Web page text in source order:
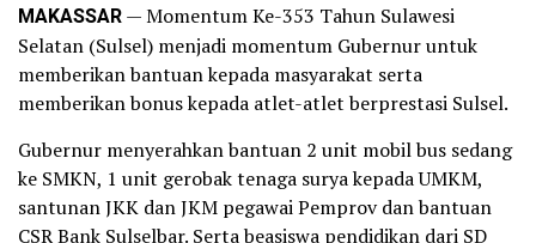
MAKASSAR— Momentum Ke-353 Tahun Sulawesi
Selatan (Sulsel) menjadi momentum Gubernur untuk
memberikan bantuan kepada masyarakat serta
memberikan bonus kepada atlet-atlet berprestasi Sulsel.
Gubernur menyerahkan bantuan 2 unit mobil bus sedang
ke SMKN, 1 unit gerobak tenaga surya kepada UMKM,
santunan JKK dan JKM pegawai Pemprov dan bantuan
CSR Bank Sulselbar. Serta beasiswa pendidikan dari SD